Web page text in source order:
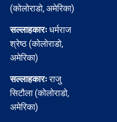
(कोलोराडो, अमेरिका)
सल्लाहकारःधर्मराज
श्रेष्ठ (कोलोराडो,
अमेरिका)
सल्लाहकारःराजु
सिटौला (कोलोराडो,
अमेरिका)